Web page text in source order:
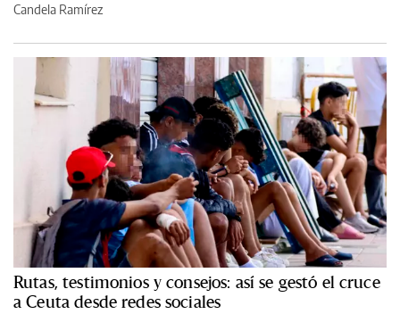
Candela Ramírez
Rutas, testimonios y consejos: así se gestó el cruce
a Ceuta desde redes sociales